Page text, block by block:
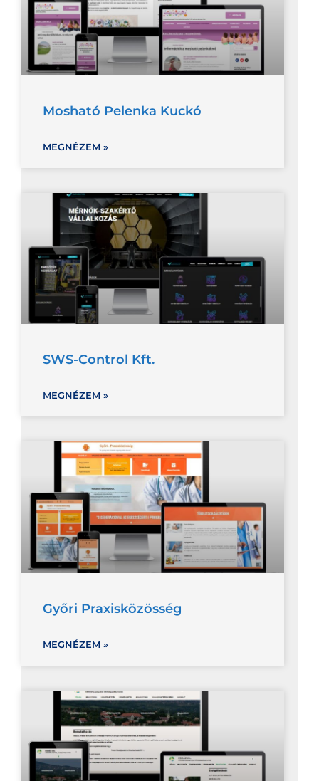
Mosható Pelenka Kuckó
MEGNÉZEM »
SWS-Control Kft.
MEGNÉZEM »
Győri Praxisközösség
MEGNÉZEM »